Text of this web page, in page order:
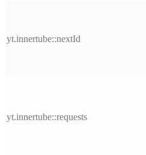
yt.innertube::nextId
yt.innertube::requests